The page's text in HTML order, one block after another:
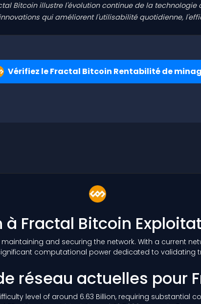
Bitcoin illustre l'évolution continue de la
qui améliorent l'utilisabilité quotidienne,
Vérifiez le Fractal Bitcoin Rentabilité de
Fractal Bitcoin
and securing the network. With a current
computational power dedicated to validating
réseau actuelles pour
level of around 6.63 Billion, requiring substantial